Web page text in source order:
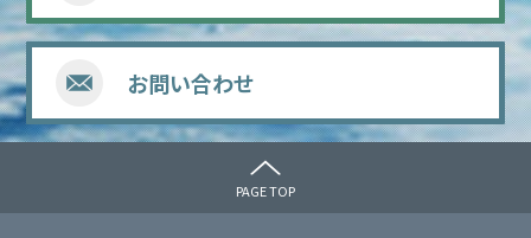
お問い合わせ
PAGE TOP